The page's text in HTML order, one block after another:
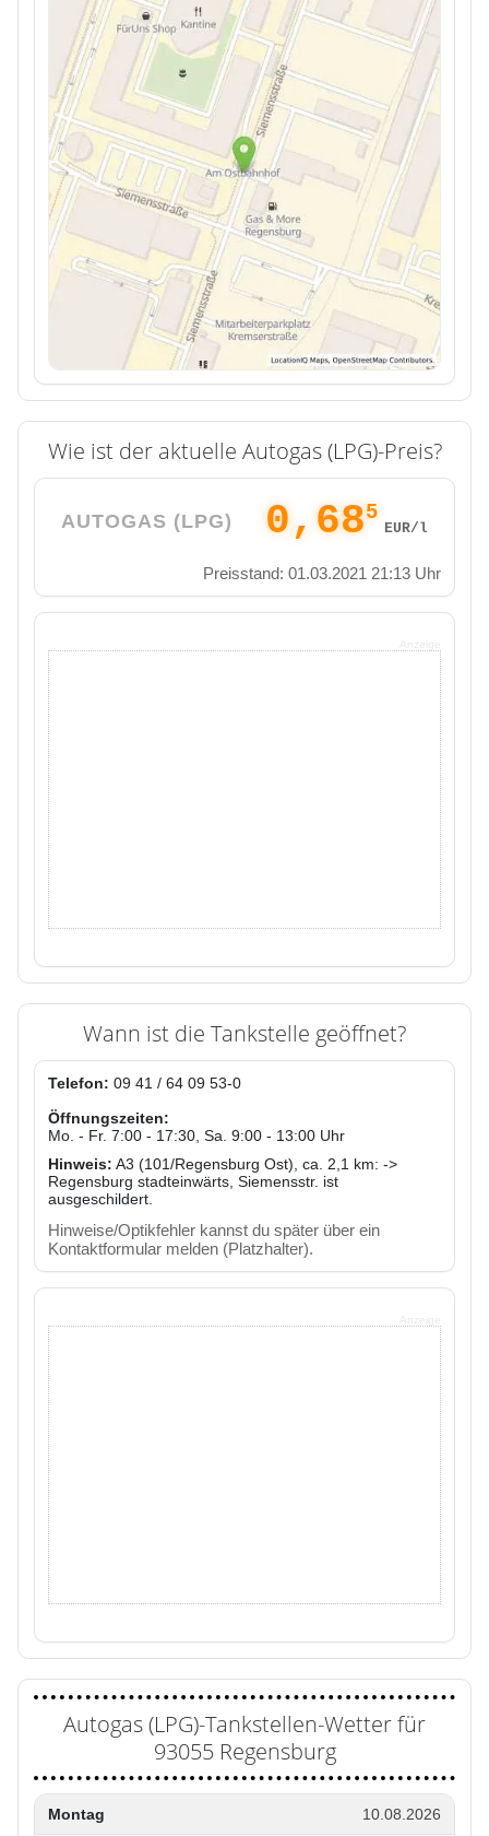
Wie ist der aktuelle Autogas (LPG)-Preis?
AUTOGAS (LPG) 0,685
EUR/l
Preisstand: 01.03.2021 21:13 Uhr
Wann ist die Tankstelle geöffnet?
Telefon: 09 41 / 64 09 53-0
Öffnungszeiten:
Mo. - Fr. 7:00 - 17:30, Sa. 9:00 - 13:00 Uhr
Hinweis: A3 (101/Regensburg Ost), ca. 2,1 km: ->
Regensburg stadteinwärts, Siemensstr. ist
ausgeschildert.
Hinweise/Optikfehler kannst du später über ein
Kontaktformular melden (Platzhalter).
Autogas (LPG)-Tankstellen-Wetter für
93055 Regensburg
Montag 10.08.2026